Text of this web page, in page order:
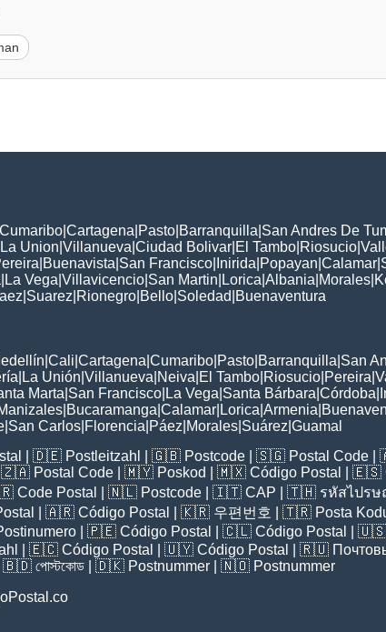
Cumaribo Cartagena Pasto Barranquilla San Andres De
La Union Villanueva Ciudad Bolivar El Tambo Riosucio
Buenavista San Francisco Inirida Popayan Calamar
La Vega Villavicencio San Martin Lorica Albania Morales
Suarez Rionegro Bello Soledad Buenaventura
Cali Cartagena Cumaribo Pasto Barranquilla San
La Unión Villanueva Neiva El Tambo Riosucio Pereira
Marta San Francisco La Vega Santa Bárbara Córdoba
Bucaramanga Calamar Lorica Armenia
San Carlos Florencia Páez Morales Suárez Guamal
| 🇩🇪 Postleitzahl | 🇬🇧 Postcode | 🇸🇬 Postal Code |
🇿🇦 Postal Code | 🇲🇾 Poskod | 🇲🇽 Código Postal | 🇪🇸
Code Postal | 🇳🇱 Postcode | 🇮🇹 CAP | 🇹🇭 รหัสไปร
| 🇦🇷 Código Postal | 🇰🇷 우편번호 | 🇹🇷 Posta
| 🇵🇪 Código Postal | 🇨🇱 Código Postal | 🇺🇸
| 🇪🇨 Código Postal | 🇺🇾 Código Postal | 🇷🇺
| 🇧🇩 পোস্টকোড | 🇩🇰 Postnummer | 🇳🇴 Postnummer